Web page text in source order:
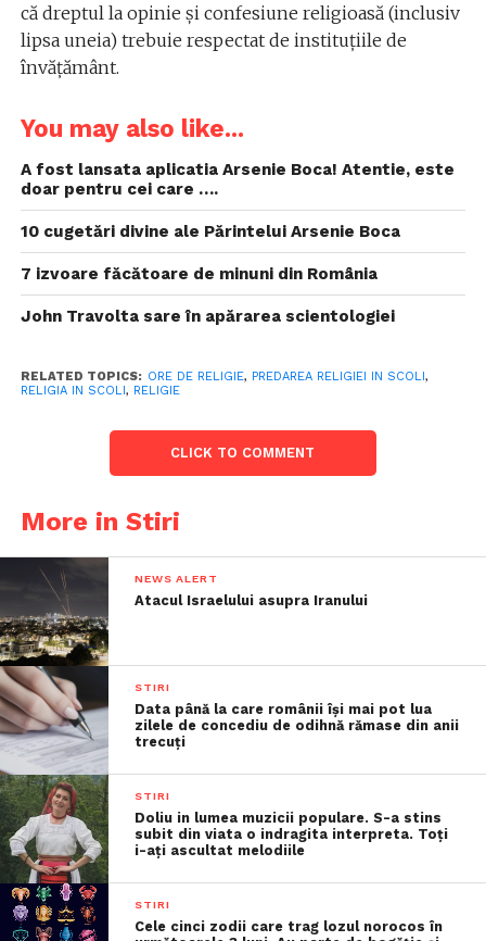
că dreptul la opinie și confesiune religioasă (inclusiv
lipsa uneia) trebuie respectat de instituțiile de
învățământ.
You may also like...
A fost lansata aplicatia Arsenie Boca! Atentie, este
doar pentru cei care ….
10 cugetări divine ale Părintelui Arsenie Boca
7 izvoare făcătoare de minuni din România
John Travolta sare în apărarea scientologiei
RELATED TOPICS: ORE DE RELIGIE, PREDAREA RELIGIEI IN SCOLI,
RELIGIA IN SCOLI, RELIGIE
CLICK TO COMMENT
More in Stiri
NEWS ALERT
Atacul Israelului asupra Iranului
STIRI
Data până la care românii îşi mai pot lua
zilele de concediu de odihnă rămase din anii
trecuţi
STIRI
Doliu in lumea muzicii populare. S-a stins
subit din viata o indragita interpreta. Toți
i-ați ascultat melodiile
STIRI
Cele cinci zodii care trag lozul norocos în